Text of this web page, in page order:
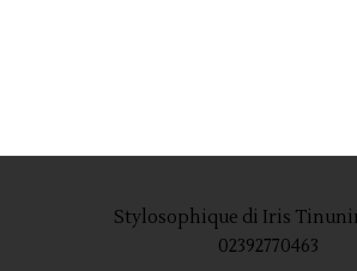
Stylosophique di Iris
02392770463